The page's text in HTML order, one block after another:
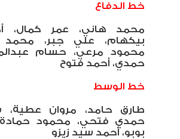
خط الدفاع
محمد هاني، عمر كمال،
بيكهام، علي جبر، محمد
محمود مرعي، حسام
حمدي، أحمد فتوح
خط الوسط
طارق حامد، مروان
حمدي فتحي، محمود
بوبو، أحمد سيد زيزو